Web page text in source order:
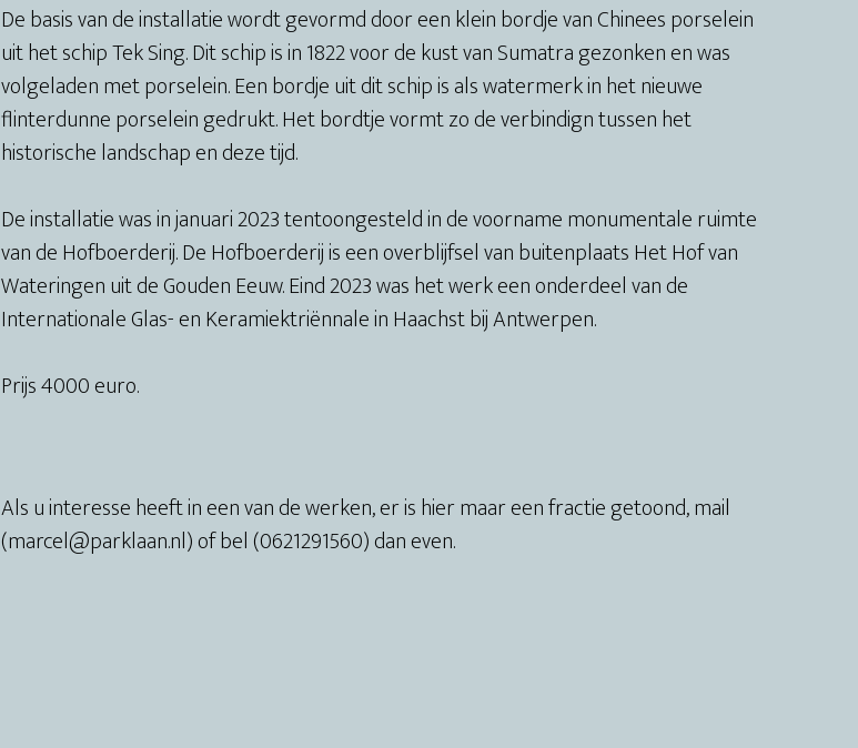
De basis van de installatie wordt gevormd door een klein bordje van Chinees porselein
uit het schip Tek Sing. Dit schip is in 1822 voor de kust van Sumatra gezonken en was
volgeladen met porselein. Een bordje uit dit schip is als watermerk in het nieuwe
flinterdunne porselein gedrukt. Het bordtje vormt zo de verbindign tussen het
historische landschap en deze tijd.
De installatie was in januari 2023 tentoongesteld in de voorname monumentale ruimte
van de Hofboerderij. De Hofboerderij is een overblijfsel van buitenplaats Het Hof van
Wateringen uit de Gouden Eeuw. Eind 2023 was het werk een onderdeel van de
Internationale Glas- en Keramiektriënnale in Haachst bij Antwerpen.
Prijs 4000 euro.
Als u interesse heeft in een van de werken, er is hier maar een fractie getoond, mail
(marcel@parklaan.nl) of bel (0621291560) dan even.